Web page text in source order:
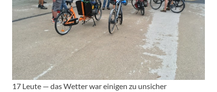
17 Leute — das Wetter war einigen zu unsicher